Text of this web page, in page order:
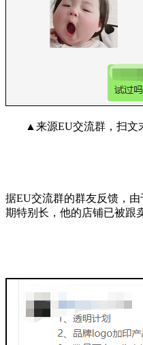
▲来源EU交流群，扫文
据EU交流群的群友反馈，
期特别长，他的店铺已被跟